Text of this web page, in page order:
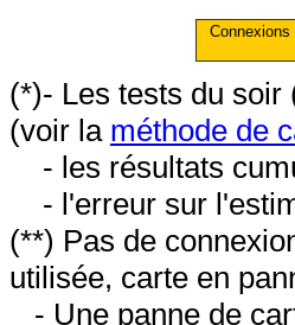
(*)- Les tests du soir
(voir la méthode de
- les résultats
- l'erreur sur
(**) Pas de
utilisée, carte en
- Une panne de